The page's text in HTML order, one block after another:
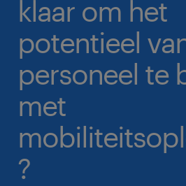
klaar om het
potentieel
personeel te
met
?